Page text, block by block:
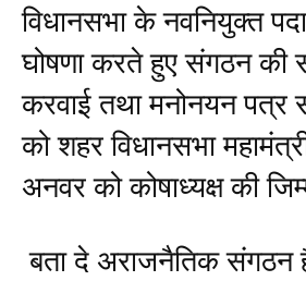
विधानसभा के नवनियुक्त
घोषणा करते हुए संगठन की
करवाई तथा मनोनयन पत्र
को शहर विधानसभा
अनवर को कोषाध्यक्ष की
बता दे अराजनैतिक संगठन